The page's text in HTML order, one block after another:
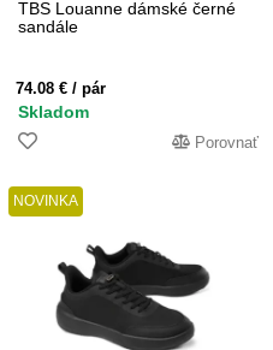
TBS Louanne dámské černé
sandále
74.08 € / pár
Skladom
Porovnať
NOVINKA